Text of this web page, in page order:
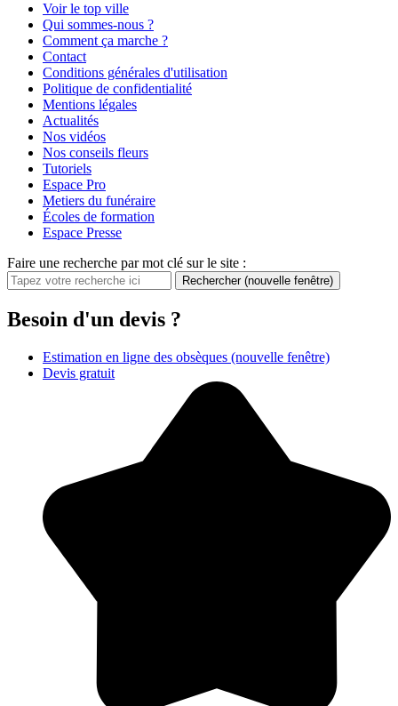
Voir le top ville
Qui sommes-nous ?
Comment ça marche ?
Contact
Conditions générales d'utilisation
Politique de confidentialité
Mentions légales
Actualités
Nos vidéos
Nos conseils fleurs
Tutoriels
Espace Pro
Metiers du funéraire
Écoles de formation
Espace Presse
Faire une recherche par mot clé sur le site :
Rechercher (nouvelle fenêtre)
Besoin d'un devis ?
Estimation en ligne des obsèques (nouvelle fenêtre)
Devis gratuit